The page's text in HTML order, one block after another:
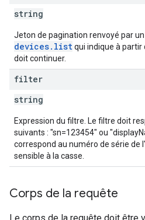
string
Jeton de pagination renvoyé par
devices.listqui indique à
doit continuer.
filter
string
Expression du filtre. Le filtre doit
suivants : "sn=123454" ou
correspond au numéro de série de
sensible à la casse.
Corps de la requête